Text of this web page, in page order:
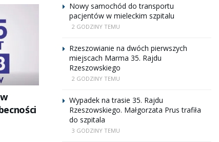
Nowy samochód do transportu
pacjentów w mieleckim szpitalu
2 GODZINY TEMU
Rzeszowianie na dwóch pierwszych
miejscach Marma 35. Rajdu
Rzeszowskiego
2 GODZINY TEMU
Wypadek na trasie 35. Rajdu
Rzeszowskiego. Małgorzata Prus trafiła
do szpitala
3 GODZINY TEMU